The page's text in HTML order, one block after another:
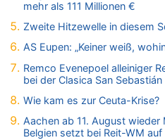
Wasserstand des Rheins in
08.08.2026 - 20:13 von Dax zu
Zweite Hitzewelle in diesem
08.08.2026 - 20:09 von Dax
Zweite Hitzewelle in diesem
08.08.2026 - 20:06 von Dax zu
08.08.2026 - 19:00 von Peter
mehr als 111 Millionen €
Zweite Hitzewelle in diesem
AS Eupen: „Keiner weiß,
Remco Evenepoel alleiniger
bei der Clasica San Sebastián
Wie kam es zur Ceuta-Krise?
Aachen ab 11. August
Belgien setzt bei Reit-WM